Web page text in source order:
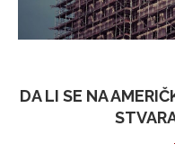
DA LI SE NA